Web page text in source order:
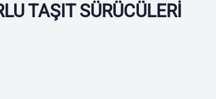
TAŞIT SÜRÜCÜLERİ